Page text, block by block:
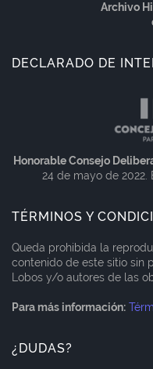
Archivo
DECLARADO DE
Honorable Consejo
24 de mayo de 2022.
TÉRMINOS Y
Queda prohibida la
contenido de este sitio sin
Lobos y/o autores de las
Para más información:
¿DUDAS?